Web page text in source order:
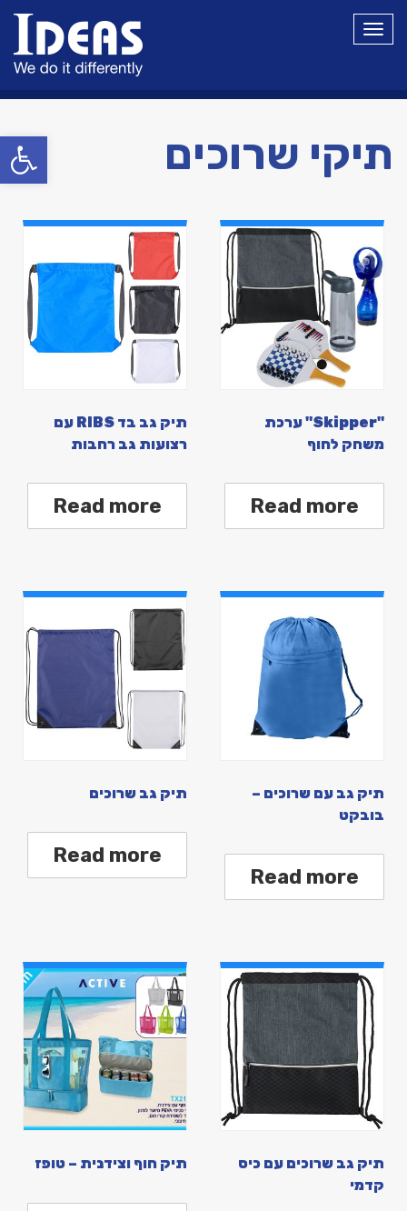
פתח
תפריט
תיקי שרוכים
"Skipper" ערכת
משחק לחוף
Read more
תיק גב בד RIBS עם
רצועות גב רחבות
Read more
תיק גב עם שרוכים –
בובקט
Read more
תיק גב שרוכים
Read more
תיק גב שרוכים עם כיס
קדמי
תיק חוף וצידנית – טופז